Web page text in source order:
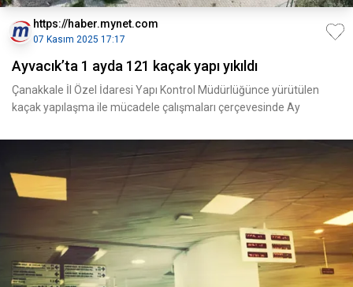
https://haber.mynet.com
07 Kasım 2025 17:17
Ayvacık’ta 1 ayda 121 kaçak yapı yıkıldı
Çanakkale İl Özel İdaresi Yapı Kontrol Müdürlüğünce yürütülen
kaçak yapılaşma ile mücadele çalışmaları çerçevesinde Ay